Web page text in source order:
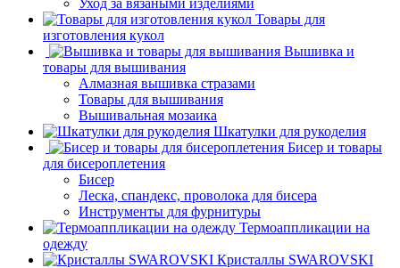
Товары для
изготовления кукол
Вышивка и
товары для вышивания
Алмазная вышивка стразами
Товары для вышивания
Вышивальная мозаика
Шкатулки для рукоделия
Бисер и товары
для бисероплетения
Бисер
Леска, спандекс, проволока для бисера
Инструменты для фурнитуры
Термоаппликации на
одежду
Кристаллы SWAROVSKI